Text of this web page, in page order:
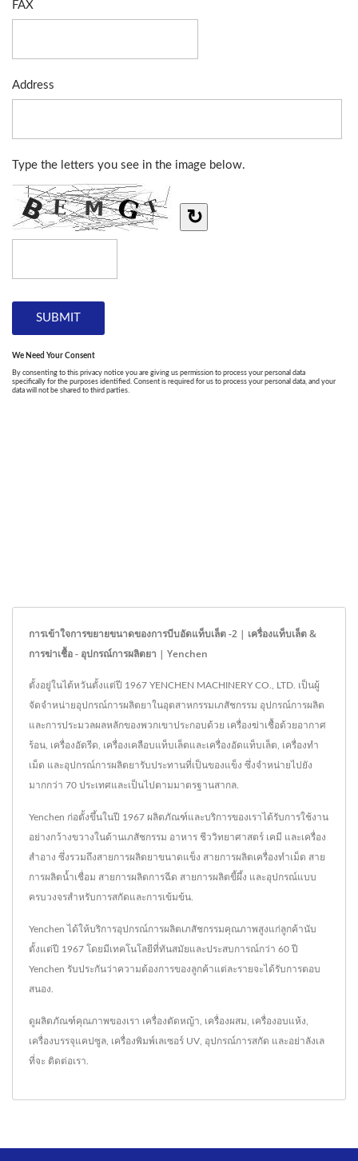
การเข้าใจการขยายขนาดของการบีบอัดแท็บเล็ต -2 | เครื่องแท็บเล็ต &
การฆ่าเชื้อ - อุปกรณ์การผลิตยา | Yenchen
ตั้งอยู่ในไต้หวันตั้งแต่ปี 1967 YENCHEN MACHINERY CO., LTD. เป็นผู้
จัดจำหน่ายอุปกรณ์การผลิตยาในอุตสาหกรรมเภสัชกรรม อุปกรณ์การผลิต
และการประมวลผลหลักของพวกเขาประกอบด้วย เครื่องฆ่าเชื้อด้วยอากาศ
ร้อน, เครื่องอัดรีด, เครื่องเคลือบแท็บเล็ตและเครื่องอัดแท็บเล็ต, เครื่องทำ
เม็ด และอุปกรณ์การผลิตยารับประทานที่เป็นของแข็ง ซึ่งจำหน่ายไปยัง
มากกว่า 70 ประเทศและเป็นไปตามมาตรฐานสากล.
Yenchen ก่อตั้งขึ้นในปี 1967 ผลิตภัณฑ์และบริการของเราได้รับการใช้งาน
อย่างกว้างขวางในด้านเภสัชกรรม อาหาร ชีววิทยาศาสตร์ เคมี และเครื่อง
สำอาง ซึ่งรวมถึงสายการผลิตยาขนาดแข็ง สายการผลิตเครื่องทำเม็ด สาย
การผลิตน้ำเชื่อม สายการผลิตการฉีด สายการผลิตขี้ผึ้ง และอุปกรณ์แบบ
ครบวงจรสำหรับการสกัดและการเข้มข้น.
Yenchen ได้ให้บริการอุปกรณ์การผลิตเภสัชกรรมคุณภาพสูงแก่ลูกค้านับ
ตั้งแต่ปี 1967 โดยมีเทคโนโลยีที่ทันสมัยและประสบการณ์กว่า 60 ปี
Yenchen รับประกันว่าความต้องการของลูกค้าแต่ละรายจะได้รับการตอบ
สนอง.
ดูผลิตภัณฑ์คุณภาพของเรา เครื่องตัดหญ้า เครื่องผสม เครื่องอบแห้ง
เครื่องบรรจุแคปซูล เครื่องพิมพ์เลเซอร์ UV อุปกรณ์การสกัด และอย่าลังเล
ที่จะ ติดต่อเรา